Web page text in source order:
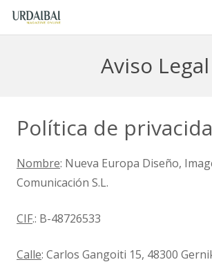
Distribución
Anunciantes
Aviso Legal
Política de
Nombre: Nueva Europa Diseño,
Comunicación S.L.
CIF.: B-48726533
Calle: Carlos Gangoiti 15, 48300